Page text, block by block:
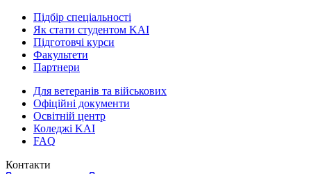
Підбір спеціальності
Як стати студентом KAI
Підготовчі курси
Факультети
Партнери
Для ветеранів та військових
Офіційні документи
Освітній центр
Коледжі KAI
FAQ
Контакти